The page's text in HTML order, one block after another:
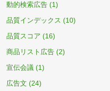
動的検索広告 (1)
品質インデックス (10)
品質スコア (16)
商品リスト広告 (2)
宣伝会議 (1)
広告文 (24)